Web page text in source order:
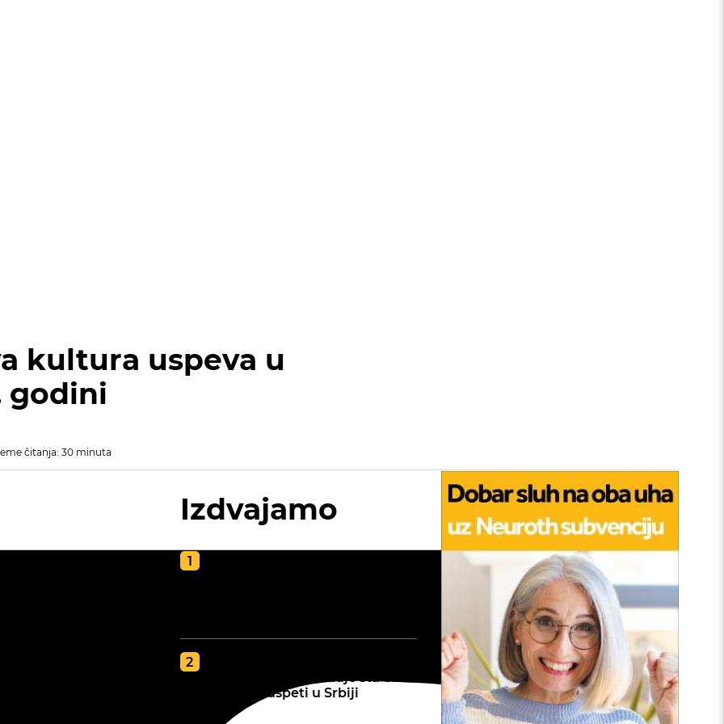
kultura uspeva u
godini
čitanja: 30 minuta
Izdvajamo
tip zemljišta određuje šta će
najbolje uspeti u Srbiji